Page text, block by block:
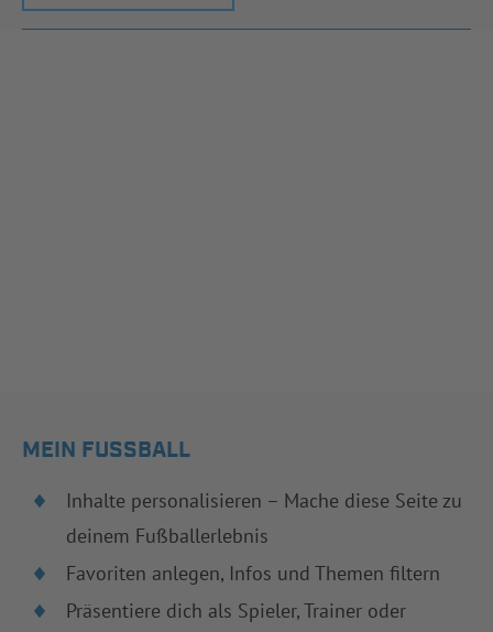
MEIN FUSSBALL
Inhalte personalisieren – Mache diese Seite zu
deinem Fußballerlebnis
Favoriten anlegen, Infos und Themen filtern
Präsentiere dich als Spieler, Trainer oder